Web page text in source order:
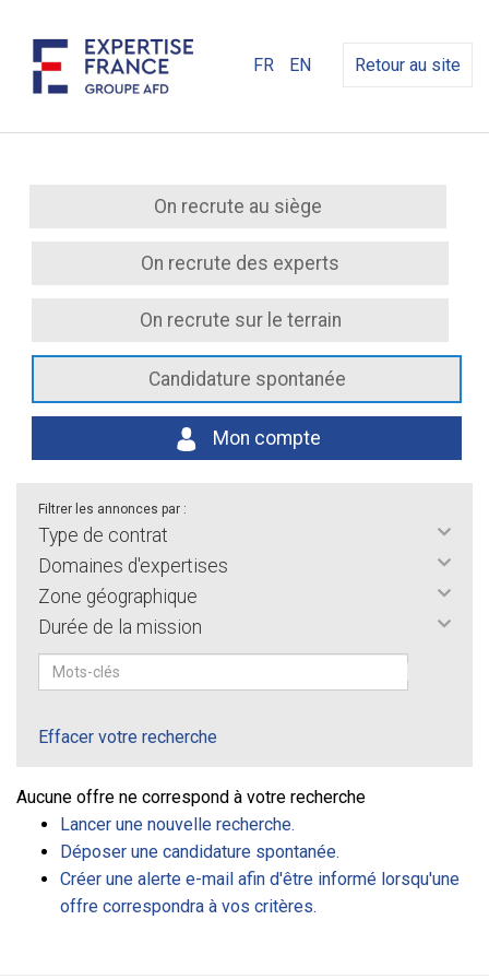
FR EN Retour au site
On recrute au siège
On recrute des experts
On recrute sur le terrain
Candidature spontanée
Mon compte
Filtrer les annonces par :
Type de contrat
Domaines d'expertises
Zone géographique
Durée de la mission
Effacer votre recherche
Aucune offre ne correspond à votre recherche
Lancer une nouvelle recherche.
Déposer une candidature spontanée.
Créer une alerte e-mail afin d'être informé lorsqu'une
offre correspondra à vos critères.